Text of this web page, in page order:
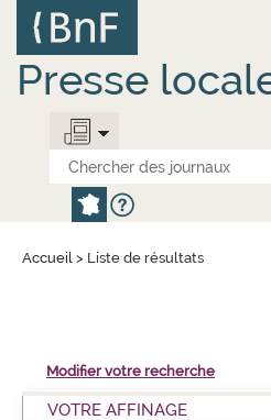
contenu
principal
Presse
Accueil > Liste de résultats
Modifier votre recherche
VOTRE AFFINAGE
Panneau de gestion des cookies